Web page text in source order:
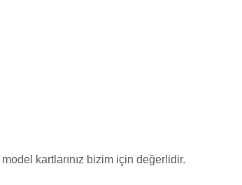
model kartlarınız bizim için değerlidir.